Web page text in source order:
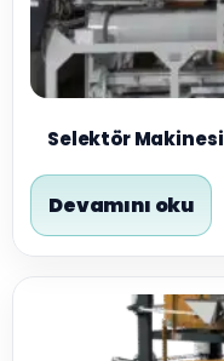
Selektör Makinesi
Devamını oku